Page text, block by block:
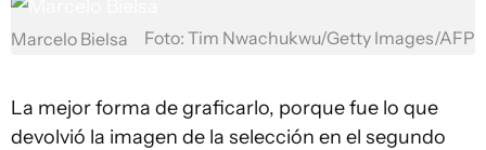
Marcelo Bielsa Foto: Tim Nwachukwu/Getty Images/AFP
La mejor forma de graficarlo, porque fue lo que
devolvió la imagen de la selección en el segundo